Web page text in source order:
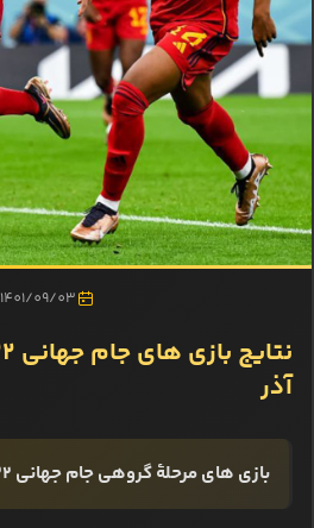
1401/09/03
آذر
بازی‌ های مرحلۀ گروهی جام جهانی 2022 قطر